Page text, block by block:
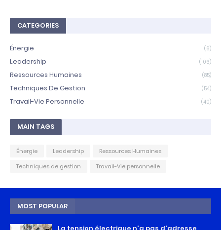
CATEGORIES
Énergie (6)
Leadership (106)
Ressources Humaines (85)
Techniques De Gestion (54)
Travail-Vie Personnelle (40)
MAIN TAGS
Énergie Leadership
Ressources Humaines
Techniques de gestion
Travail-Vie personnelle
MOST POPULAR